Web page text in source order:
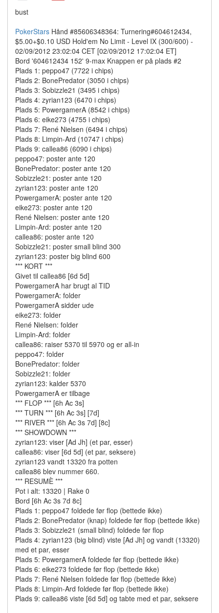
bust
PokerStars Hånd #85606348364: Turnering#604612434,
$5.00+$0.10 USD Hold'em No Limit - Level IX (300/600) -
02/09/2012 23:02:04 CET [02/09/2012 17:02:04 ET]
Bord '604612434 152' 9-max Knappen er på plads #2
Plads 1: peppo47 (7722 i chips)
Plads 2: BonePredator (3050 i chips)
Plads 3: Sobizzle21 (3495 i chips)
Plads 4: zyrian123 (6470 i chips)
Plads 5: PowergamerA (8542 i chips)
Plads 6: eike273 (4755 i chips)
Plads 7: René Nielsen (6494 i chips)
Plads 8: Limpin-Ard (10747 i chips)
Plads 9: callea86 (6090 i chips)
peppo47: poster ante 120
BonePredator: poster ante 120
Sobizzle21: poster ante 120
zyrian123: poster ante 120
PowergamerA: poster ante 120
eike273: poster ante 120
René Nielsen: poster ante 120
Limpin-Ard: poster ante 120
callea86: poster ante 120
Sobizzle21: poster small blind 300
zyrian123: poster big blind 600
*** KORT ***
Givet til callea86 [6d 5d]
PowergamerA har brugt al TID
PowergamerA: folder
PowergamerA sidder ude
eike273: folder
René Nielsen: folder
Limpin-Ard: folder
callea86: raiser 5370 til 5970 og er all-in
peppo47: folder
BonePredator: folder
Sobizzle21: folder
zyrian123: kalder 5370
PowergamerA er tilbage
*** FLOP *** [6h Ac 3s]
*** TURN *** [6h Ac 3s] [7d]
*** RIVER *** [6h Ac 3s 7d] [8c]
*** SHOWDOWN ***
zyrian123: viser [Ad Jh] (et par, esser)
callea86: viser [6d 5d] (et par, seksere)
zyrian123 vandt 13320 fra potten
callea86 blev nummer 660.
*** RESUMÈ ***
Pot i alt: 13320 | Rake 0
Bord [6h Ac 3s 7d 8c]
Plads 1: peppo47 foldede før flop (bettede ikke)
Plads 2: BonePredator (knap) foldede før flop (bettede ikke)
Plads 3: Sobizzle21 (small blind) foldede før flop
Plads 4: zyrian123 (big blind) viste [Ad Jh] og vandt (13320)
med et par, esser
Plads 5: PowergamerA foldede før flop (bettede ikke)
Plads 6: eike273 foldede før flop (bettede ikke)
Plads 7: René Nielsen foldede før flop (bettede ikke)
Plads 8: Limpin-Ard foldede før flop (bettede ikke)
Plads 9: callea86 viste [6d 5d] og tabte med et par, seksere